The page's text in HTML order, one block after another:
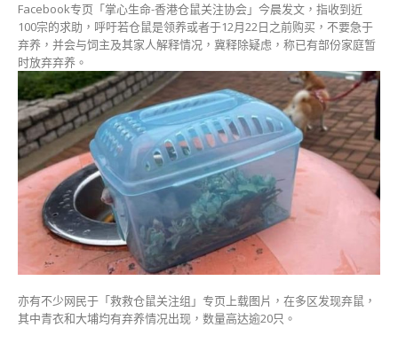
Facebook专页「掌心生命-香港仓鼠关注协会」今晨发文，指收到近
100宗的求助，呼吁若仓鼠是领养或者于12月22日之前购买，不要急于
弃养，并会与饲主及其家人解释情况，冀释除疑虑，称已有部份家庭暂
时放弃弃养。
亦有不少网民于「救救仓鼠关注组」专页上载图片，在多区发现弃鼠，
其中青衣和大埔均有弃养情况出现，数量高达逾20只。